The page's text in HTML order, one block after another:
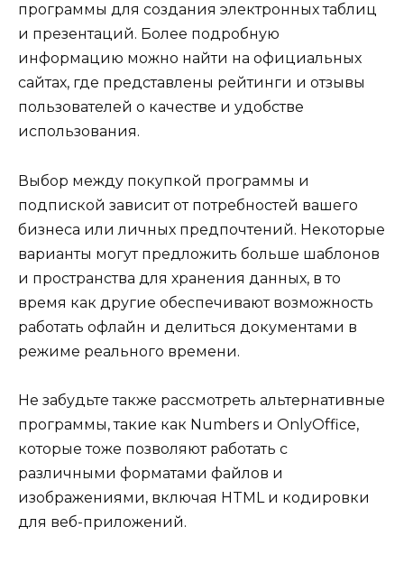
программы для создания электронных таблиц
и презентаций. Более подробную
информацию можно найти на официальных
сайтах, где представлены рейтинги и отзывы
пользователей о качестве и удобстве
использования.
Выбор между покупкой программы и
подпиской зависит от потребностей вашего
бизнеса или личных предпочтений. Некоторые
варианты могут предложить больше шаблонов
и пространства для хранения данных, в то
время как другие обеспечивают возможность
работать офлайн и делиться документами в
режиме реального времени.
Не забудьте также рассмотреть альтернативные
программы, такие как Numbers и OnlyOffice,
которые тоже позволяют работать с
различными форматами файлов и
изображениями, включая HTML и кодировки
для веб-приложений.